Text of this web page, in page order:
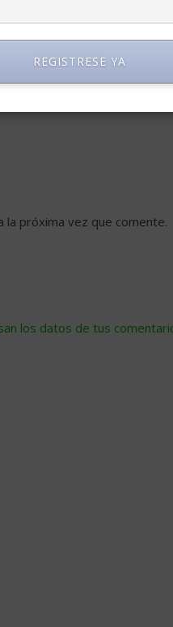
próxima vez que comente.
los datos de tus
REGISTRESE YA